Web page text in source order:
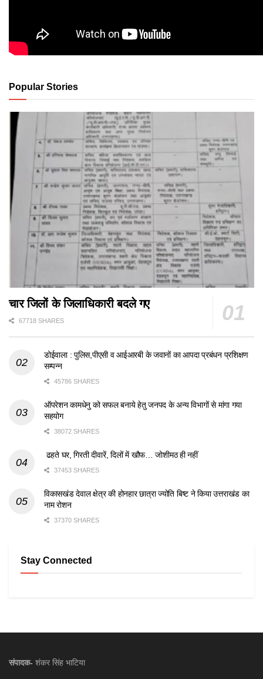
Popular Stories
चार जिलों के जिलाधिकारी बदले गए
67718 SHARES
डोईवाला : पुलिस,पीएसी व आईआरबी के जवानों का आपदा प्रबंधन प्रशिक्षण
सम्पन्न
45786 SHARES
ऑपरेशन कामधेनु को सफल बनाये हेतु जनपद के अन्य विभागों से मांगा गया
सहयोग
38072 SHARES
ढहते घर, गिरती दीवारें, दिलों में खौफ… जोशीमठ ही नहीं
37453 SHARES
विकासखंड देवाल क्षेत्र की होनहार छात्रा ज्योति बिष्ट ने किया उत्तराखंड का
नाम रोशन
37370 SHARES
Stay Connected
संपादक- शंकर सिंह भाटिया